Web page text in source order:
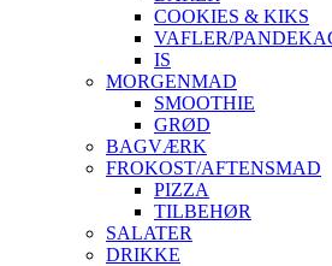
COOKIES & KIKS
VAFLER/
IS
MORGENMAD
SMOOTHIE
GRØD
BAGVÆRK
FROKOST/AFTENSMAD
PIZZA
TILBEHØR
SALATER
DRIKKE